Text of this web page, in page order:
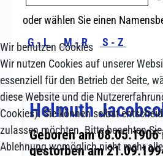
Wir benutzen Cookies
Wir nutzen Cookies auf unserer
essenziell für den Betrieb der Seite,
diese Website und die
Cookies). Sie können selbst
zulassen möchten. Bitte beachten
Ablehnung womöglich nicht mehr